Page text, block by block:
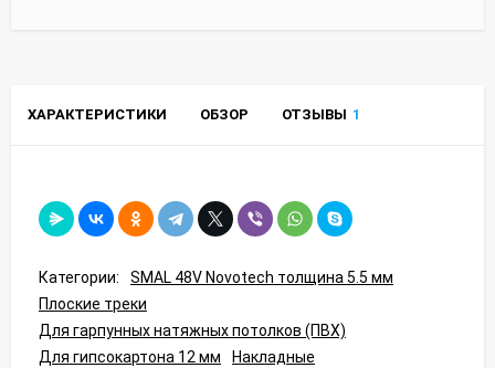
ХАРАКТЕРИСТИКИ ОБЗОР ОТЗЫВЫ 1
Категории:
SMAL 48V Novotech толщина 5.5 мм
Плоские треки
Для гарпунных натяжных потолков (ПВХ)
Для гипсокартона 12 мм
Накладные